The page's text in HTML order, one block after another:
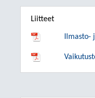
Liitteet